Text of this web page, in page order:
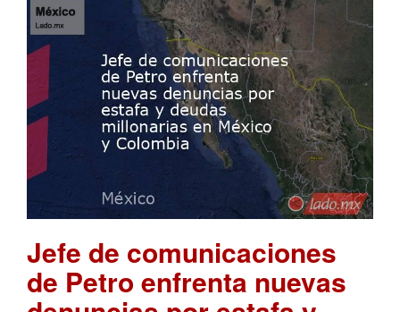
Jefe de comunicaciones
de Petro enfrenta nuevas